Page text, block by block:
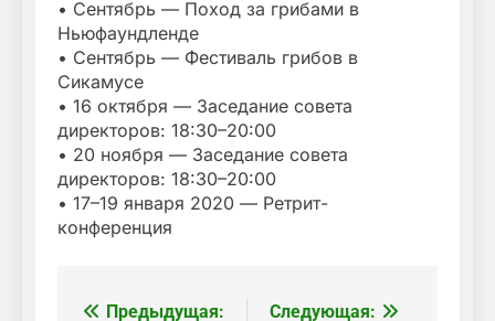
• Сентябрь — Поход за грибами в
Ньюфаундленде
• Сентябрь — Фестиваль грибов в
Сикамусе
• 16 октября — Заседание совета
директоров: 18:30–20:00
• 20 ноября — Заседание совета
директоров: 18:30–20:00
• 17–19 января 2020 — Ретрит-
конференция
Предыдущая:
Следующая: